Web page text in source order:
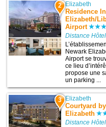
2 Elizabeth
Residence
Elizabeth/
Airport
Distance
Newark
Airport se
ce lieu
propose une
un parking ...
3 Elizabeth
Courtyard
Elizabeth
Distance